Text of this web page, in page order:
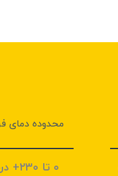
محدوده دمای
۰ تا